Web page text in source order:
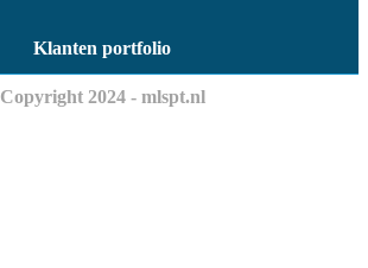
Klanten portfolio
Copyright 2024 - mlspt.nl